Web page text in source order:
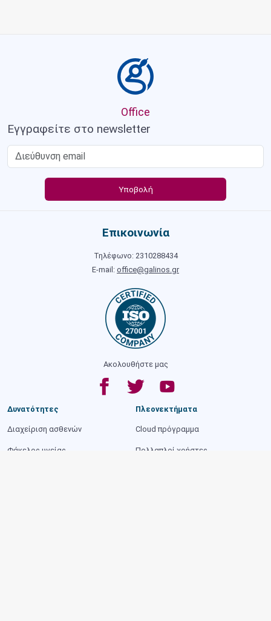
Office
Εγγραφείτε στο newsletter
Επικοινωνία
Τηλέφωνο: 2310288434
E-mail: office@galinos.gr
Ακολουθήστε μας
Δυνατότητες
Διαχείριση ασθενών
Φάκελος υγείας
Πλεονεκτήματα
Cloud πρόγραμμα
Πολλαπλοί χρήστες